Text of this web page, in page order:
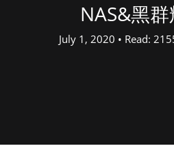
NAS&黑
July 1, 2020 • Read: